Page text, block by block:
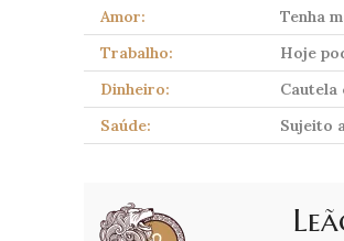
Amor:
Tenha
Trabalho:
Hoje
Dinheiro:
Cautela
Saúde:
Sujeito